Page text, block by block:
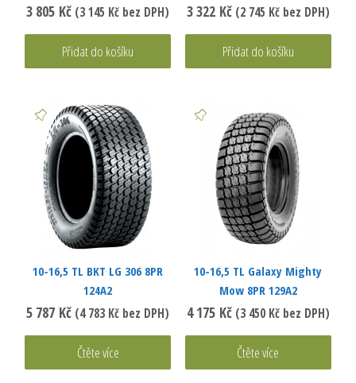
3 805 Kč (3 145 Kč bez DPH)
Přidat do košíku
3 322 Kč (2 745 Kčbez DPH)
Přidat do košíku
10-16,5 TL BKT LG 306 8PR
124A2
5 787 Kč (4 783 Kč bez DPH)
Čtěte více
10-16,5 TL Galaxy Mighty
Mow 8PR 129A2
4 175 Kč (3 450 Kčbez DPH)
Čtěte více